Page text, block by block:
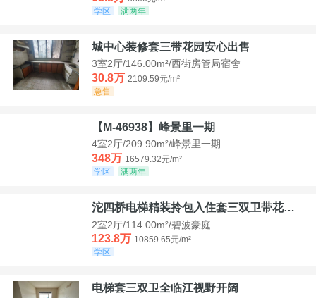
学区
满两年
城中心装修套三带花园安心出售
3室2厅/146.00m²/西街房管局宿舍
30.8万 2109.59元/m²
急售
【M-46938】峰景里一期
4室2厅/209.90m²/峰景里一期
348万 16579.32元/m²
学区
满两年
沱四桥电梯精装拎包入住套三双卫带花园40平米带车位
2室2厅/114.00m²/碧波豪庭
123.8万 10859.65元/m²
学区
电梯套三双卫全临江视野开阔